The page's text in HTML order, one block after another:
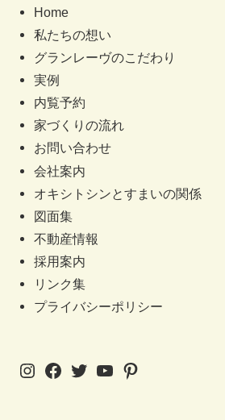
Home
私たちの想い
グランレーヴのこだわり
実例
内覧予約
家づくりの流れ
お問い合わせ
会社案内
オキシトシンとすまいの関係
図面集
不動産情報
採用案内
リンク集
プライバシーポリシー
Instagram
Facebook
Twitter
YouTube
Pinterest